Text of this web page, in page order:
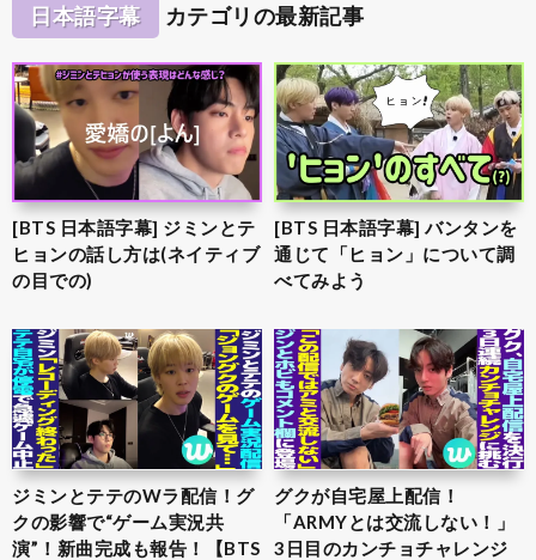
日本語字幕 カテゴリの最新記事
[BTS 日本語字幕] ジミンとテ
ヒョンの話し方は(ネイティブ
の目での)
[BTS 日本語字幕] バンタンを
通じて「ヒョン」について調
べてみよう
ジミンとテテのWラ配信！グ
クの影響で“ゲーム実況共
演”！新曲完成も報告！【BTS
グクが自宅屋上配信！
「ARMYとは交流しない！」
3日目のカンチョチャレンジ